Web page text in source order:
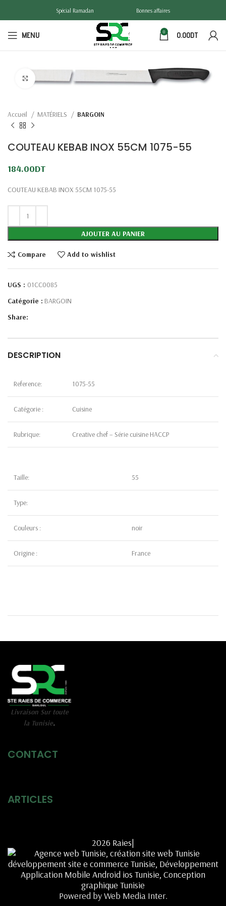
Spécial Ramadan Bonnes affaires
MENU 0 0.00DT
Click to enlarge
Accueil MATÉRIELS BARGOIN
COUTEAU KEBAB INOX 55CM 1075-55
184.00DT
COUTEAU KEBAB INOX 55CM 1075-55
AJOUTER AU PANIER
Compare Add to wishlist
UGS : 01CC0085
Catégorie : BARGOIN
Share:
DESCRIPTION
Reference: 1075-55
Catégorie : Cuisine
Rubrique: Creative chef – Série cuisine HACCP
Taille: 55
Type:
Couleurs : noir
Origine : France
Livraison Sur toute
la Tunisie.
CONTACT
ARTICLES
2026 Raies|
Powered by Web Media Inter.